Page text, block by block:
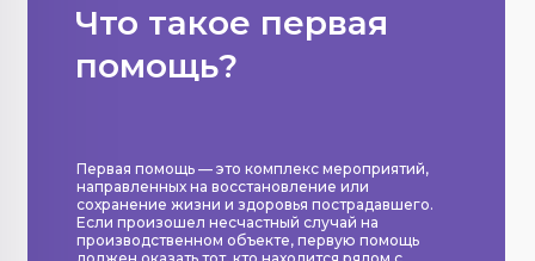
Что такое первая
помощь?
Первая помощь — это комплекс мероприятий,
направленных на восстановление или
сохранение жизни и здоровья пострадавшего.
Если произошел несчастный случай на
производственном объекте, первую помощь